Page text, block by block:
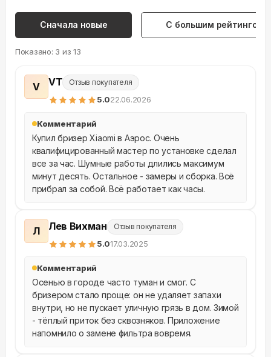
Сначала новые С большим рейтингом
Показано: 3 из13
V VT Отзыв покупателя
5.022.06.2026
Комментарий
Купил бризер Xiaomi в Аэрос. Очень
квалифицированный мастер по установке сделал
все за час. Шумные работы длились максимум
минут десять. Остальное - замеры и сборка. Всё
прибрал за собой. Всё работает как часы.
Л Лев Вихман Отзыв покупателя
5.017.03.2025
Комментарий
Осенью в городе часто туман и смог. С
бризером стало проще: он не удаляет запахи
внутри, но не пускает уличную грязь в дом. Зимой
- тёплый приток без сквозняков. Приложение
напомнило о замене фильтра вовремя.